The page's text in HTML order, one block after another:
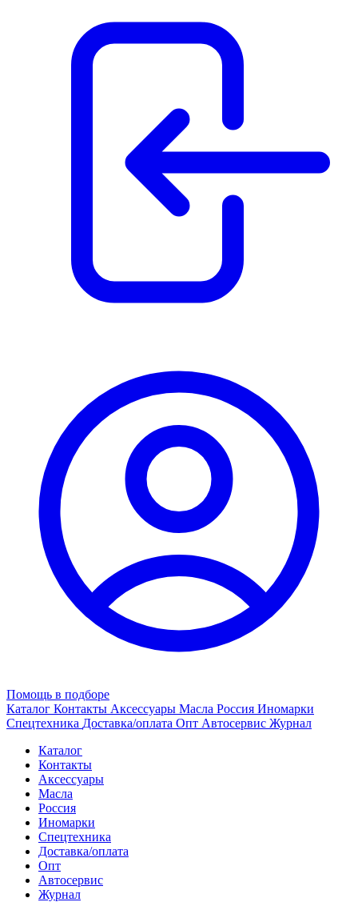
Помощь в подборе
Каталог Контакты Аксессуары Масла Россия Иномарки
Спецтехника Доставка/оплата Опт Автосервис Журнал
Каталог
Контакты
Аксессуары
Масла
Россия
Иномарки
Спецтехника
Доставка/оплата
Опт
Автосервис
Журнал